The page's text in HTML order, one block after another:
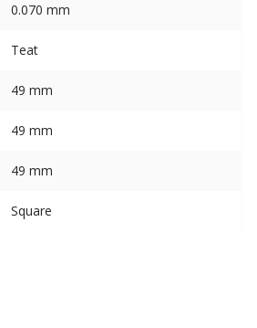
0.070 mm
Teat
49 mm
49 mm
49 mm
Square